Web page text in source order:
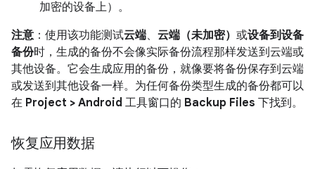
加密的设备上）。
注意 ：使用该功能测试云端、 云端（未加密） 或设备到设备
备份时，生成的备份不会像实际备份流程那样发送到云端或
其他设备。它会生成应用的备份，就像要将备份保存到云端
或发送到其他设备一样。为任何备份类型生成的备份都可以
在 Project > Android 工具窗口的 Backup Files 下找到。
恢复应用数据